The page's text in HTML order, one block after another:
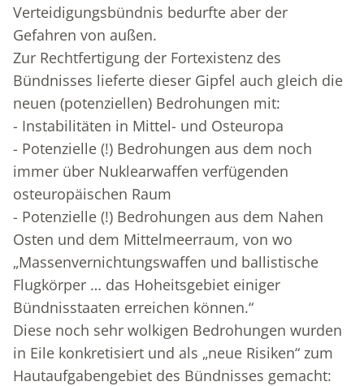
Verteidigungsbündnis bedurfte aber der
Gefahren von außen.
Zur Rechtfertigung der Fortexistenz des
Bündnisses lieferte dieser Gipfel auch gleich die
neuen (potenziellen) Bedrohungen mit:
- Instabilitäten in Mittel- und Osteuropa
- Potenzielle (!) Bedrohungen aus dem noch
immer über Nuklearwaffen verfügenden
osteuropäischen Raum
- Potenzielle (!) Bedrohungen aus dem Nahen
Osten und dem Mittelmeerraum, von wo
„Massenvernichtungswaffen und ballistische
Flugkörper … das Hoheitsgebiet einiger
Bündnisstaaten erreichen können.“
Diese noch sehr wolkigen Bedrohungen wurden
in Eile konkretisiert und als „neue Risiken“ zum
Hautaufgabengebiet des Bündnisses gemacht: